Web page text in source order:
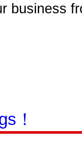
business
！